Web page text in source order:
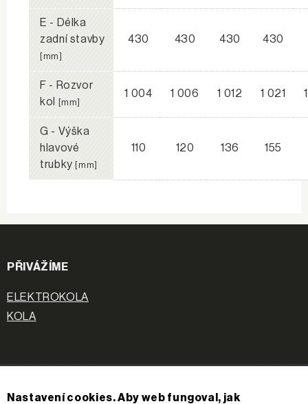
E - Délka
zadní stavby
[mm]
430 430 430 430
F - Rozvor
kol
[mm]
1 004 1 006 1 012 1 021
G - Výška
hlavové
trubky [mm]
110 120 136 155
PŘIVÁŽÍME
ELEKTROKOLA
KOLA
APACHE
O nás
Nastavení cookies. Aby web fungoval, jak